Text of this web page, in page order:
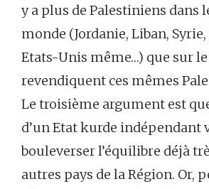
y a plus de Palestiniens dans
monde (Jordanie, Liban,
Etats-Unis même…) que sur
revendiquent ces mêmes
Le troisième argument est
d’un Etat kurde indépendant
bouleverser l’équilibre déjà
autres pays de la Région. Or,